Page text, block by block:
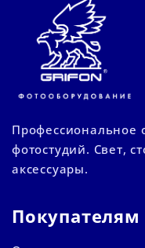
Профессиональное
фотостудий. Свет,
аксессуары.
Покупателям